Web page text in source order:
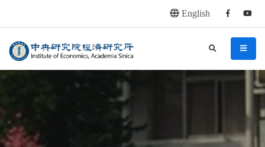
English Facebook
中央研究院經濟研究所 menu
search